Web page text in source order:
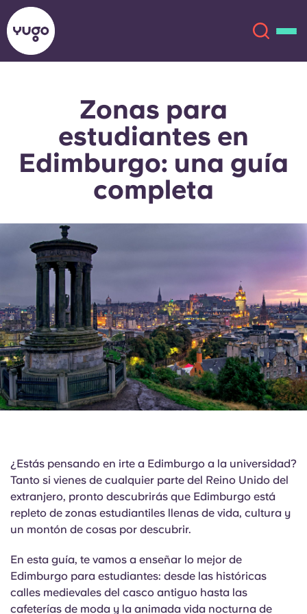
Acerca de
Ubicaciones
Cuenta Idioma
English (GB)
English (US)
Chinese
Català
Deutsch
French
Elige un país
Elige una ciudad
Elige una residencia
Iniciar sesión
Reserva ahora
English (GB)
English (US)
Español
Italian
Portuguese
Zonas para
estudiantes en
Edimburgo: una guía
completa
¿Estás pensando en irte a Edimburgo a la universidad?
Tanto si vienes de cualquier parte del Reino Unido del
extranjero, pronto descubrirás que Edimburgo está
repleto de zonas estudiantiles llenas de vida, cultura y
un montón de cosas por descubrir.
En esta guía, te vamos a enseñar lo mejor de
Edimburgo para estudiantes: desde las históricas
calles medievales del casco antiguo hasta las
cafeterías de moda y la animada vida nocturna de